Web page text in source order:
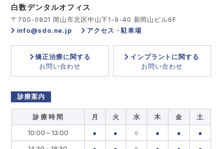
白数デンタルオフィス
〒700-0821 岡山市北区中山下1-9-40 新岡山ビル6F
info@sdo.ne.jp
アクセス・駐車場
矯正治療に関する
お問い合わせ
インプラントに関する
お問い合わせ
診療案内
診 療 時 間 月 火 水 木 金
土
10:00～13:00
● ● ○ ● ●
●